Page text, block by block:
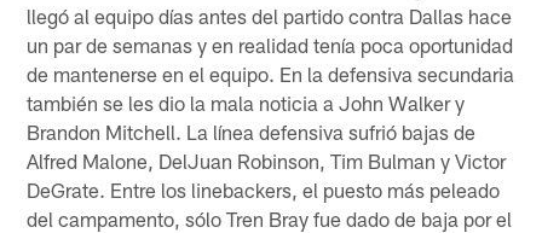
llegó al equipo días antes del partido contra Dallas hace
un par de semanas y en realidad tenía poca oportunidad
de mantenerse en el equipo. En la defensiva secundaria
también se les dio la mala noticia a John Walker y
Brandon Mitchell. La línea defensiva sufrió bajas de
Alfred Malone, DelJuan Robinson, Tim Bulman y Victor
DeGrate. Entre los linebackers, el puesto más peleado
del campamento, sólo Tren Bray fue dado de baja por el